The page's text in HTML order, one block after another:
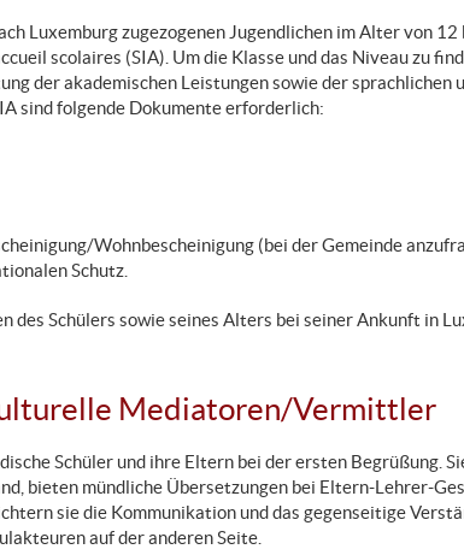
Luxemburg zugezogenen Jugendlichen im Alter von
scolaires (SIA). Um die Klasse und das Niveau zu
der akademischen Leistungen sowie der sprachlichen
sind folgende Dokumente erforderlich:
Wohnbescheinigung (bei der Gemeinde
Schutz.
des Schülers sowie seines Alters bei seiner Ankunft in
Mediatoren/Vermittler
Schüler und ihre Eltern bei der ersten Begrüßung.
bieten mündliche Übersetzungen bei Eltern-Lehrer-
sie die Kommunikation und das gegenseitige
auf der anderen Seite.